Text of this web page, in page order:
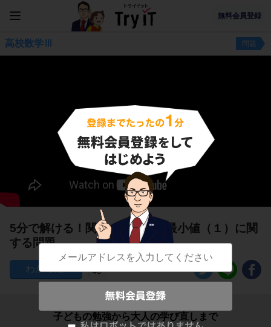
無料会員登録
高校数学Ⅲ 問題
5分で解ける！関数の最大値・最小値（１）に関
する問題
43
子どもの勉強から大人の学び直しまで